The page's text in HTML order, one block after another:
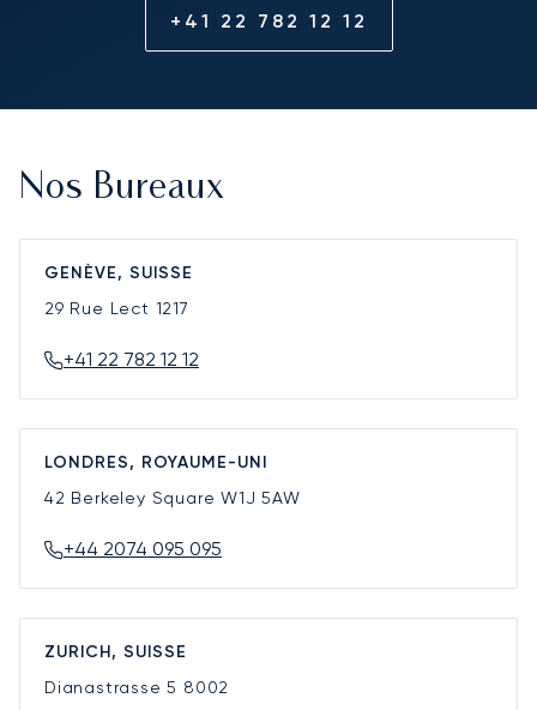
+41 22 782 12 12
Nos Bureaux
GENÈVE, SUISSE
29 Rue Lect 1217
+41 22 782 12 12
LONDRES, ROYAUME-UNI
42 Berkeley SquareW1J 5AW
+44 2074 095 095
ZURICH, SUISSE
Dianastrasse 5 8002